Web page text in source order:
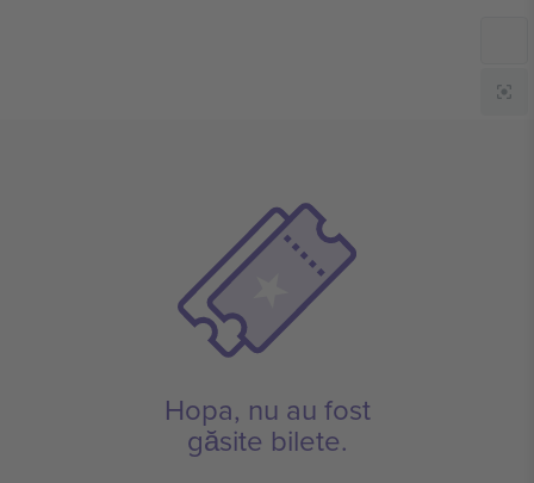
Hopa, nu au fost
găsite bilete.